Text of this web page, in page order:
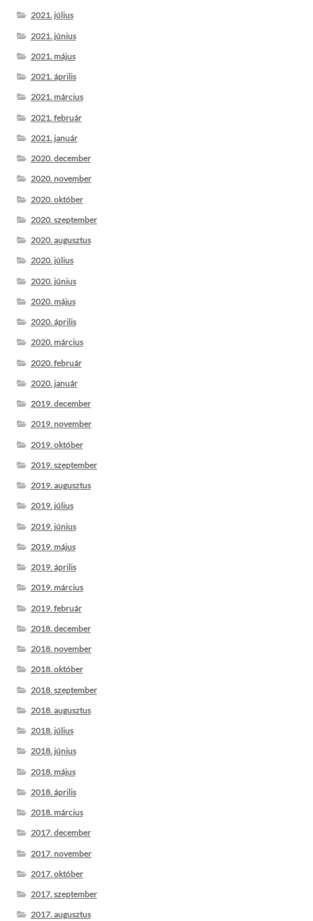
2021. július
2021. június
2021. május
2021. április
2021. március
2021. február
2021. január
2020. december
2020. november
2020. október
2020. szeptember
2020. augusztus
2020. július
2020. június
2020. május
2020. április
2020. március
2020. február
2020. január
2019. december
2019. november
2019. október
2019. szeptember
2019. augusztus
2019. július
2019. június
2019. május
2019. április
2019. március
2019. február
2018. december
2018. november
2018. október
2018. szeptember
2018. augusztus
2018. július
2018. június
2018. május
2018. április
2018. március
2017. december
2017. november
2017. október
2017. szeptember
2017. augusztus